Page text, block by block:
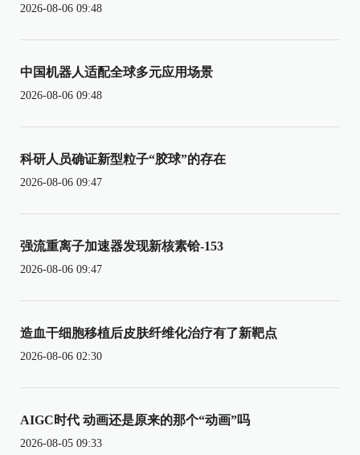
2026-08-06 09:48
中国机器人适配全球多元应用场景
2026-08-06 09:48
科研人员确证新型粒子“胶球”的存在
2026-08-06 09:47
强流重离子加速器发现新核素铪-153
2026-08-06 09:47
造血干细胞移植后皮肤纤维化治疗有了新靶点
2026-08-06 02:30
AIGC时代 动画还是原来的那个“动画”吗
2026-08-05 09:33